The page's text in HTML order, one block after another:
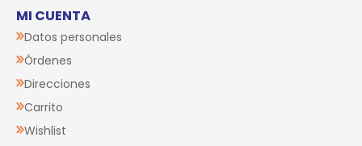
MI CUENTA
Datos personales
Órdenes
Direcciones
Carrito
Wishlist